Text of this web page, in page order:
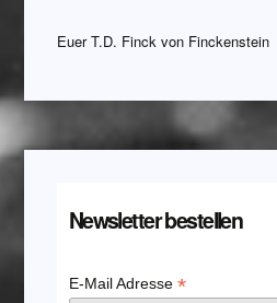
Euer T.D. Finck von Finckenstein
Newsletter bestellen
E-Mail Adresse *